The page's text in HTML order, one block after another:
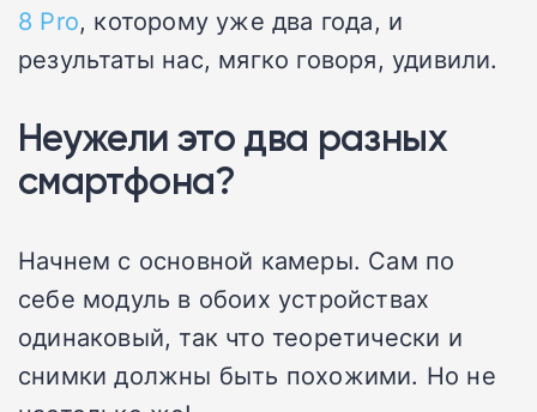
8 Pro, которому уже два года, и
результаты нас, мягко говоря, удивили.
Неужели это два разных
смартфона?
Начнем с основной камеры. Сам по
себе модуль в обоих устройствах
одинаковый, так что теоретически и
снимки должны быть похожими. Но не